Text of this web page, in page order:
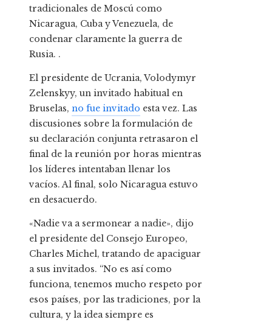
tradicionales de Moscú como
Nicaragua, Cuba y Venezuela, de
condenar claramente la guerra de
Rusia. .
El presidente de Ucrania, Volodymyr
Zelenskyy, un invitado habitual en
Bruselas, no fue invitado esta vez. Las
discusiones sobre la formulación de
su declaración conjunta retrasaron el
final de la reunión por horas mientras
los líderes intentaban llenar los
vacíos. Al final, solo Nicaragua estuvo
en desacuerdo.
«Nadie va a sermonear a nadie», dijo
el presidente del Consejo Europeo,
Charles Michel, tratando de apaciguar
a sus invitados. “No es así como
funciona, tenemos mucho respeto por
esos países, por las tradiciones, por la
cultura, y la idea siempre es